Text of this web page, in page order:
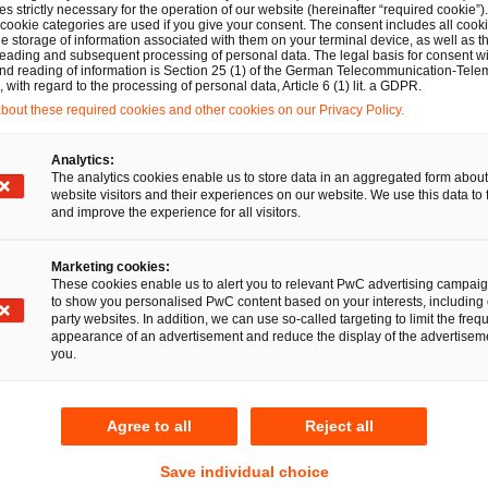
rasch verändernden Wirtschaftswelt sind
und gesellschaftliche Verantwortung Themen, die
Für verschiedenste komplexe Aufgabenbereiche
beraten wir sie ganzheitlich und in enger
und Finanzexpert:innen von PwC und unserem
Ob weltweit agierendes Unternehmen,
jedem Mandanten steht bei uns ein persönlicher
Belangen verantwortungsvoll
wirtschaftlichen Erfolg langfristig zu sichern.
Rechtsanwält:innen an 18 Standorten. Integrierte
dabei, Vertrauen aufzubauen und sich neu zu
365.000 Mitarbeitende in 136 Ländern täglich
strictly necessary for the operation of our website (hereinafter “required
categories are used if you give your consent. The consent includes all
storage of information associated with them on your terminal device, as well as
and subsequent processing of personal data. The legal basis for consent
reading of information is Section 25 (1) of the German Telecommunication-
with regard to the processing of personal data, Article 6 (1) lit. a GDPR.
these required cookies and other cookies on our Privacy Policy.
Analytics:
The analytics cookies enable us to store data in an aggregated form
website visitors and their experiences on our website. We use this data to
and improve the experience for all visitors.
Marketing cookies:
These cookies enable us to alert you to relevant PwC advertising
to show you personalised PwC content based on your interests, including
party websites. In addition, we can use so-called targeting to limit the
appearance of an advertisement and reduce the display of the
you.
Agree to all Reject all
Save individual choice